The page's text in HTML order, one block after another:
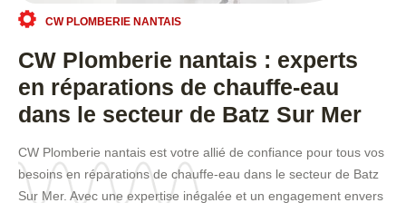
CW PLOMBERIE NANTAIS
CW Plomberie nantais : experts
en réparations de chauffe-eau
dans le secteur de Batz Sur Mer
CW Plomberie nantais est votre allié de confiance pour tous vos
besoins en réparations de chauffe-eau dans le secteur de Batz
Sur Mer. Avec une expertise inégalée et un engagement envers